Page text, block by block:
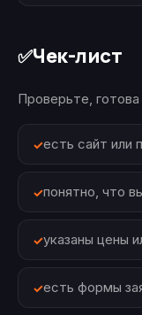
✅Чек-лист
Проверьте,
есть сайт или
понятно, что
указаны цены
есть формы